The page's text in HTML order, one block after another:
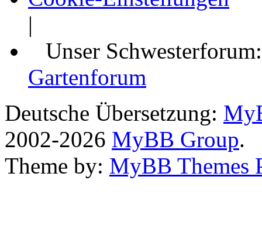
|
Unser
Gartenforum
Deutsche Übersetzung:
2002-2026 MyBB Group.
Theme by: MyBB Themes